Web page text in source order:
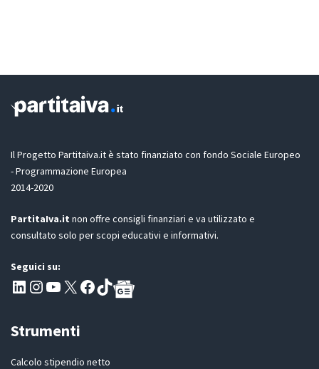
Il Progetto Partitaiva.it è stato finanziato con fondo Sociale Europeo
- Programmazione Europea
2014-2020
PartitaIva.it non offre consigli finanziari e va utilizzato e
consultato solo per scopi educativi e informativi.
Seguici su:
Pagina LinkedIn PartitaIva
Instagram
Canale YouTube Evoluzione - Partitaiva.it
X Segui PartitaIva su Facebook
TikTok
Strumenti
Calcolo stipendio netto